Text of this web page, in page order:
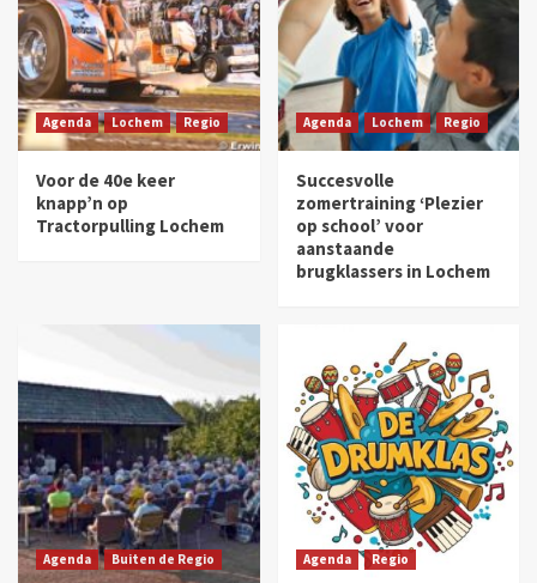
Agenda Lochem Regio
Voor de 40e keer
knapp’n op
Tractorpulling Lochem
Agenda Lochem Regio
Succesvolle
zomertraining ‘Plezier
op school’ voor
aanstaande
brugklassers in Lochem
Agenda Buiten de Regio Agenda Regio